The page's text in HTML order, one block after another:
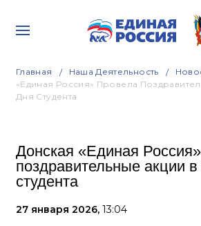
Главная Наша Деятельность
«Единая Россия» Провела
Дня Студента
Донская «Единая
поздравительные акции
студента
27 января 2026, 13:04